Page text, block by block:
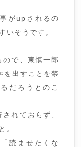
がupされるの
いそうです。
で、東慎一郎
を出すことを禁
だろうとのこ
れておらず、
。
読ませたくな